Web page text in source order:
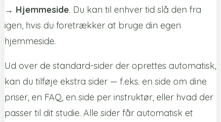
→ Hjemmeside. Du kan til enhver tid slå den fra
igen, hvis du foretrækker at bruge din egen
hjemmeside.
Ud over de standard-sider der oprettes automatisk,
kan du tilføje ekstra sider — f.eks. en side om dine
priser, en FAQ, en side per instruktør, eller hvad der
passer til dit studie. Alle sider får automatisk et